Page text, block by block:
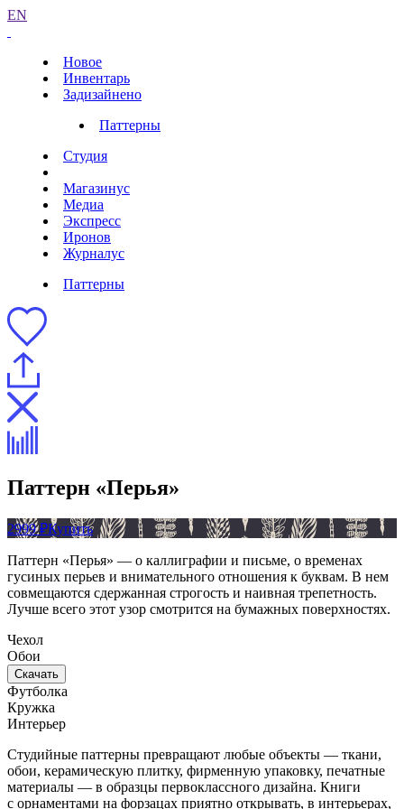
EN
Новое
Инвентарь
Задизайнено
Паттерны
Студия
Магазинус
Медиа
Экспресс
Иронов
Журналус
Паттерны
Паттерн «Перья»
2999 ₽Купить
Паттерн «Перья» — о каллиграфии и письме, о временах
гусиных перьев и внимательного отношения к буквам. В нем
совмещаются сдержанная строгость и наивная трепетность.
Лучше всего этот узор смотрится на бумажных поверхностях.
Чехол
Обои
Скачать
Футболка
Кружка
Интерьер
Студийные паттерны превращают любые объекты — ткани,
обои, керамическую плитку, фирменную упаковку, печатные
материалы — в образцы первоклассного дизайна. Книги
с орнаментами на форзацах приятно открывать, в интерьерах,